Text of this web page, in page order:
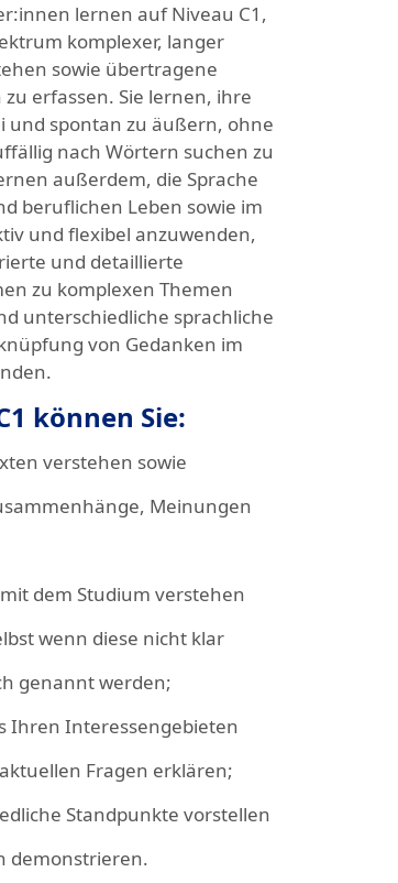
lernen auf Niveau C1,
komplexer, langer
sowie übertragene
erfassen. Sie lernen, ihre
und spontan zu äußern, ohne
nach Wörtern suchen zu
außerdem, die Sprache
beruflichen Leben sowie im
und flexibel anzuwenden,
und detaillierte
zu komplexen Themen
unterschiedliche sprachliche
von Gedanken im
können Sie:
verstehen sowie
Meinungen
dem Studium verstehen
wenn diese nicht klar
genannt werden;
Ihren Interessengebieten
Fragen erklären;
Standpunkte vorstellen
demonstrieren.